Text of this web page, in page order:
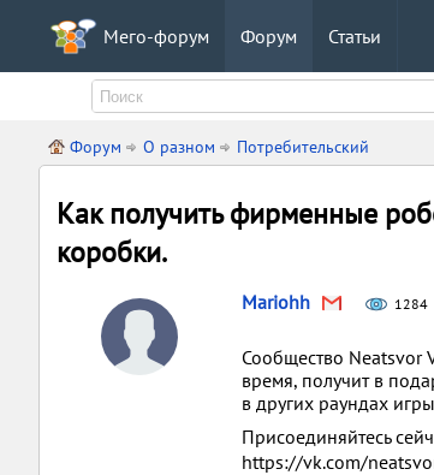
Мего-форум Форум Статьи
Форум О разном Потребительский
Как получить фирменные
коробки.
Mariohh 1284
Сообщество Neatsvor
время, получит в
в других раундах
Присоединяйтесь
https://vk.com/